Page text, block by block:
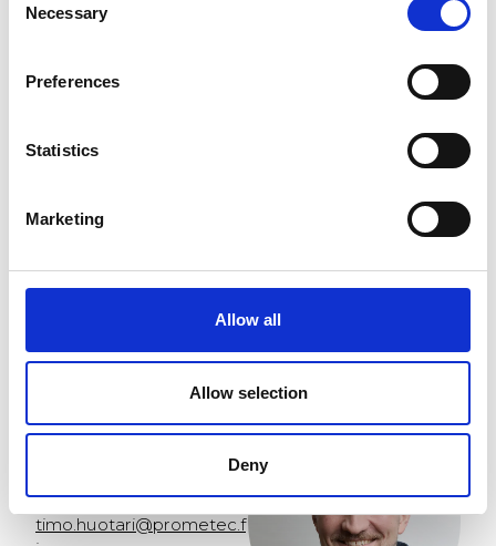
Selection
Necessary
Preferences
Statistics
Marketing
Allow all
Allow selection
Deny
hallintaan
Ota yhteyttä
+358 44 321 3049
timo.huotari@prometec.f